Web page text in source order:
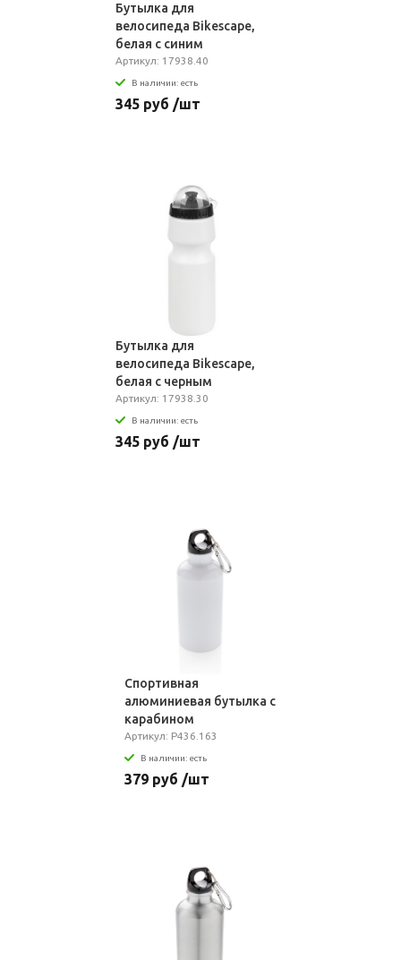
Бутылка для
велосипеда Bikescape,
белая с синим
Артикул: 17938.40
В наличии: есть
345 руб /шт
Бутылка для
велосипеда Bikescape,
белая с черным
Артикул: 17938.30
В наличии: есть
345 руб /шт
Спортивная
алюминиевая бутылка с
карабином
Артикул: P436.163
В наличии: есть
379 руб /шт